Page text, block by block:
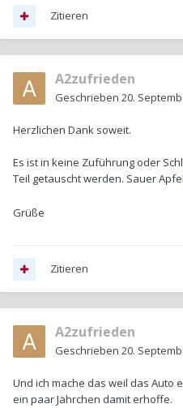
Zitieren
A2zufrieden
Geschrieben 20.
Herzlichen Dank soweit.
Es ist in keine Zuführung oder
Teil getauscht werden. Sauer Apfel
Grüße
Zitieren
A2zufrieden
Geschrieben 20.
Und ich mache das weil das Auto
ein paar Jährchen damit erhoffe.